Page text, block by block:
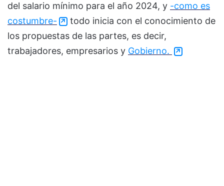
del salario mínimo para el año 2024, y -como es
costumbre-
todo inicia con el conocimiento de
los propuestas de las partes, es decir,
trabajadores, empresarios y Gobierno.